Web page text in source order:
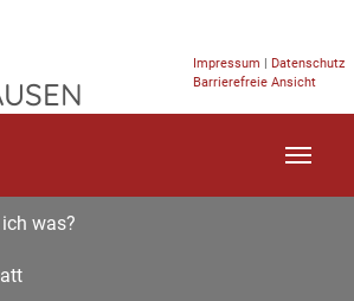
Impressum | Datenschutz
Barrierefreie Ansicht
was?